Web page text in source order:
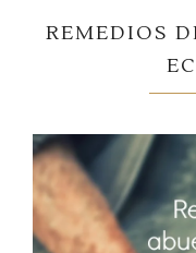
REMEDIOS